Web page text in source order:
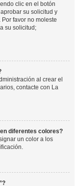
clic en el botón
su solicitud y
favor no moleste
su solicitud;
al crear el
contacte con La
diferentes colores?
un color a los